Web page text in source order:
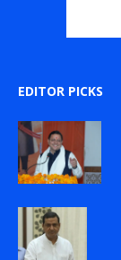
EDITOR PICKS